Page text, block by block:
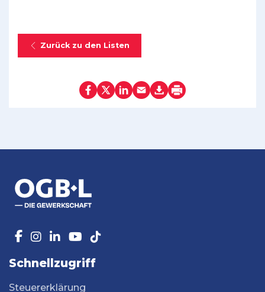
Zurück zu den Listen
Schnellzugriff
Steuererklärung